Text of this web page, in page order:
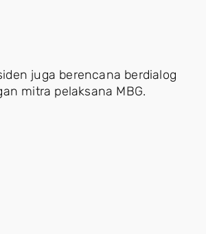
juga berencana berdialog
mitra pelaksana MBG.